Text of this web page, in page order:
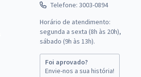
Telefone: 3003-0894
Horário de atendimento:
segunda a sexta (8h às 20h),
sábado (9h às 13h).
Foi aprovado?
Envie-nos a sua história!